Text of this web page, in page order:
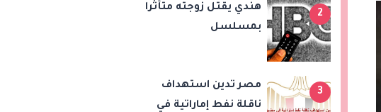
على بُعد 50 متر»
2
هندي يقتل زوجته متأثرا
بمسلسل
3
مصر تدين استهداف
ناقلة نفط إماراتية في